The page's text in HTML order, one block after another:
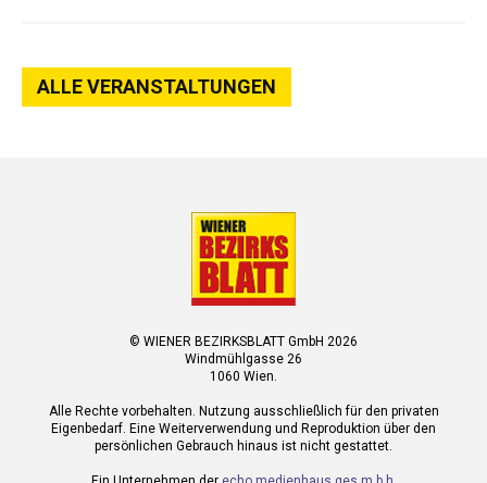
ALLE VERANSTALTUNGEN
© WIENER BEZIRKSBLATT GmbH 2026
Windmühlgasse 26
1060 Wien.
Alle Rechte vorbehalten. Nutzung ausschließlich für den privaten
Eigenbedarf. Eine Weiterverwendung und Reproduktion über den
persönlichen Gebrauch hinaus ist nicht gestattet.